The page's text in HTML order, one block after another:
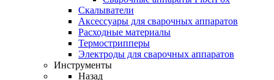
Скалыватели
Аксессуары для сварочных аппаратов
Расходные материалы
Термострипперы
Электроды для сварочных аппаратов
Инструменты
Назад